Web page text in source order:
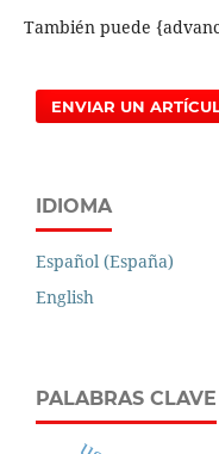
También puede
ENVIAR UN
IDIOMA
Español (España)
English
PALABRAS CLAVE